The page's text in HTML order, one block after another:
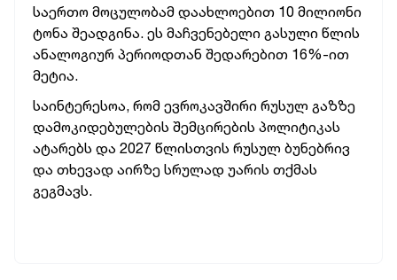
საერთო მოცულობამ დაახლოებით 10 მილიონი
ტონა შეადგინა. ეს მაჩვენებელი გასული წლის
ანალოგიურ პერიოდთან შედარებით 16%-ით
მეტია.
საინტერესოა, რომ ევროკავშირი რუსულ გაზზე
დამოკიდებულების შემცირების პოლიტიკას
ატარებს და 2027 წლისთვის რუსულ ბუნებრივ
და თხევად აირზე სრულად უარის თქმას
გეგმავს.